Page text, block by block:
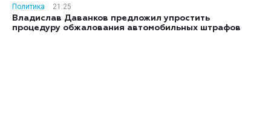
Политика
21:25
Владислав Даванков предложил упростить
процедуру обжалования автомобильных штрафов